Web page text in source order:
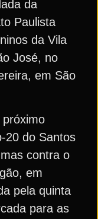
da
Paulista
da Vila
José, no
em São
próximo
20 do Santos
contra o
em
pela quinta
para as